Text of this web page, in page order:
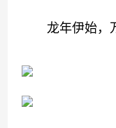
龙年伊始，万